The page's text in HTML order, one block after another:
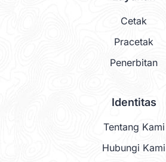
Cetak
Pracetak
Penerbitan
Identitas
Tentang Kami
Hubungi Kami